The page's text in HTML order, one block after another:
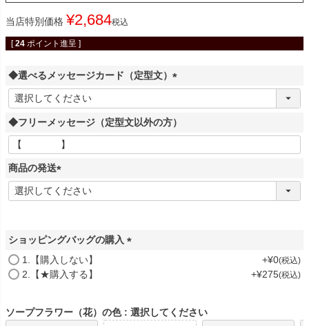
当店特別価格 ¥2,684税込
[ 24 ポイント進呈 ]
◆選べるメッセージカード（定型文）
必
須
)
◆フリーメッセージ（定型文以外の方）
商品の発送
(
必
ショッピングバッグの購入
1.【購入しない】 +¥0 税込
2.【★購入する】 +¥275 税込
ソープフラワー（花）の色
選択してください